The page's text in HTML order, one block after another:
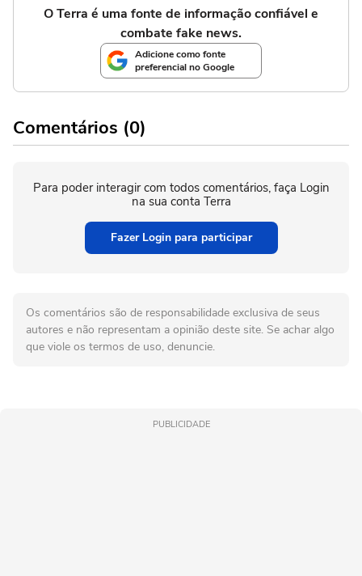
O Terra é uma fonte de informação confiável e
combate fake news.
Adicione como fonte
preferencial no Google
Comentários (0)
Para poder interagir com todos comentários, faça Login
na sua conta Terra
Fazer Login para participar
Os comentários são de responsabilidade exclusiva de seus
autores e não representam a opinião deste site. Se achar algo
que viole os termos de uso, denuncie.
PUBLICIDADE